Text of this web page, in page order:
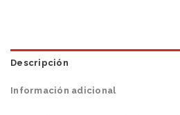
Descripción
Información adicional